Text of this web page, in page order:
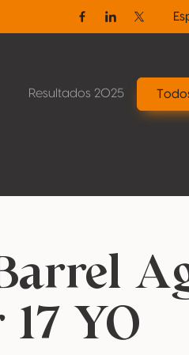
FacebookLinkedinTwitter /
Resultados 2025
YO